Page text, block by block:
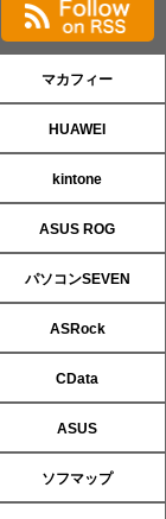
マカフィー
HUAWEI
kintone
ASUS ROG
パソコンSEVEN
ASRock
CData
ASUS
ソフマップ